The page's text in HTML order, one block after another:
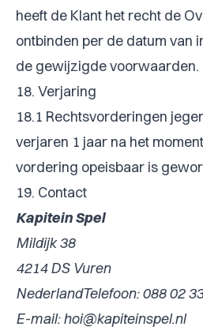
heeft de Klant het recht de
ontbinden per de datum van
de gewijzigde voorwaarden.
18. Verjaring
18.1 Rechtsvorderingen
verjaren 1 jaar na het
vordering opeisbaar is
19. Contact
Kapitein Spel
Mildijk 38
4214 DS Vuren
NederlandTelefoon:088 02
E-mail:hoi@kapiteinspel.nl